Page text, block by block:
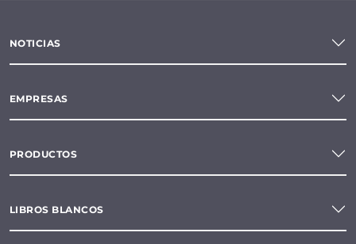
NOTICIAS
EMPRESAS
PRODUCTOS
LIBROS BLANCOS